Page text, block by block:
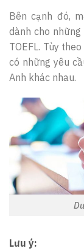
Bên cạnh đó,
dành cho
TOEFL. Tùy
có những yêu
Anh khác nhau.
Lưu ý: